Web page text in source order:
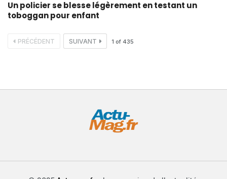
Un policier se blesse légèrement en testant un
toboggan pour enfant
PRÉCÉDENT SUIVANT 1 of 435